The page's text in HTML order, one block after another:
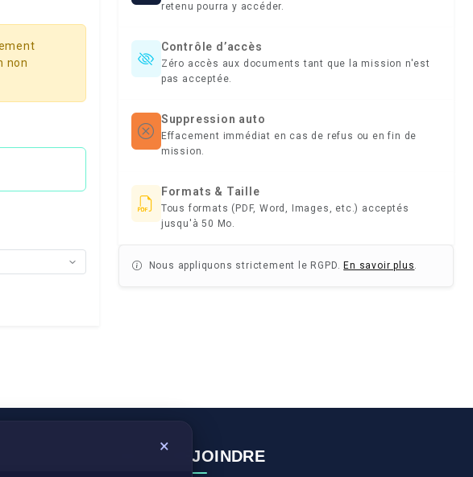
non
retenu pourra y accéder.
Contrôle d’accès
Zéro accès aux documents tant que la mission n'est
pas acceptée.
Suppression auto
Effacement immédiat en cas de refus ou en fin de
mission.
Formats & Taille
Tous formats (PDF, Word, Images, etc.) acceptés
jusqu'à 50 Mo.
Nous appliquons strictement le RGPD. En savoir plus.
×
NOUS REJOINDRE